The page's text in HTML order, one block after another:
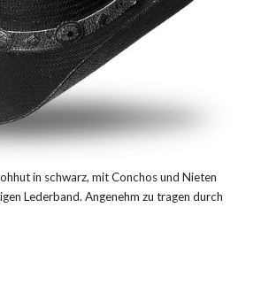
in schwarz, mit Conchos und Nieten
Lederband. Angenehm zu tragen durch